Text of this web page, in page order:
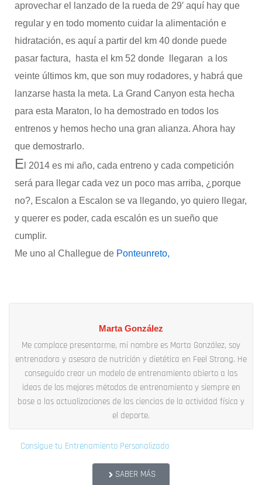
aprovechar el lanzado de la rueda de 29′ aquí hay que
regular y en todo momento cuidar la alimentación e
hidratación, es aquí a partir del km 40 donde puede
pasar factura, hasta el km 52 donde llegaran a los
veinte últimos km, que son muy rodadores, y habrá que
lanzarse hasta la meta. La Grand Canyon esta hecha
para esta Maraton, lo ha demostrado en todos los
entrenos y hemos hecho una gran alianza. Ahora hay
que demostrarlo.
E l 2014 es mi año, cada entreno y cada competición
será para llegar cada vez un poco mas arriba, ¿porque
no?, Escalon a Escalon se va llegando, yo quiero llegar,
y querer es poder, cada escalón es un sueño que
cumplir.
Me uno al Challegue de Ponteunreto,
Marta González
Me complace presentarme, mi nombre es Marta González, soy
entrenadora y asesora de nutrición y dietética en Feel Strong. He
conseguido crear un modelo de entrenamiento abierto a las
ideas de los mejores métodos de entrenamiento y siempre en
base a las actualizaciones de las ciencias de la actividad física y
el deporte.
Consigue tu Entrenamiento Personalizado
SABER MÁS